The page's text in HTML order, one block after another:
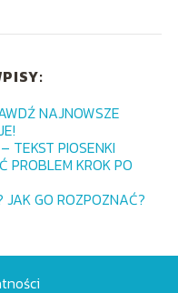
NAJNOWSZE
TEKST PIOSENKI
PROBLEM KROK PO
JAK GO ROZPOZNAĆ?